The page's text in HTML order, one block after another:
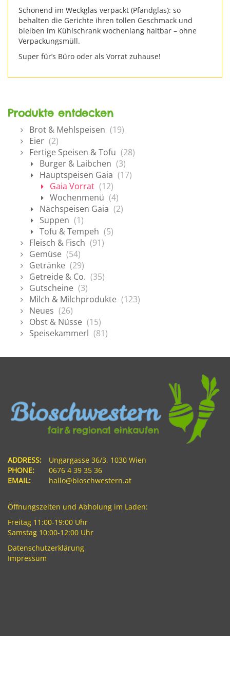
Schonend im Weckglas verpackt (Pfandglas): so
behalten die Gerichte ihren tollen Geschmack und
bleiben im Kühlschrank wochenlang haltbar – ohne
Verpackungsmüll.
Super für’s Büro oder als Vorrat zuhause!
Produkte entdecken
Brot & Mehlspeisen (19)
Eier (2)
Fertige Speisen & Tofu (28)
Burger & Laibchen (3)
Hauptspeisen Gaia (17)
Gaia Vorrat (12)
Wochenmenü (4)
Nachspeisen Gaia (2)
Suppen (1)
Tofu & Tempeh (5)
Fleisch & Fisch (91)
Gemüse (54)
Getränke (29)
Getreide & Co. (35)
Gutscheine (3)
Milch & Milchprodukte (123)
Neues (26)
Obst & Nüsse (15)
Speisekammerl (81)
ADDRESS:
Ungargasse 36/3, 1030 Wien
PHONE:
0676 4 39 35 36
EMAIL:
hallo@bioschwestern.at
Öffnungszeiten und Abholung im Laden:
Freitag 11:00-19:00 Uhr
Samstag 10:00-12:00 Uhr
Datenschutzerklärung
Impressum